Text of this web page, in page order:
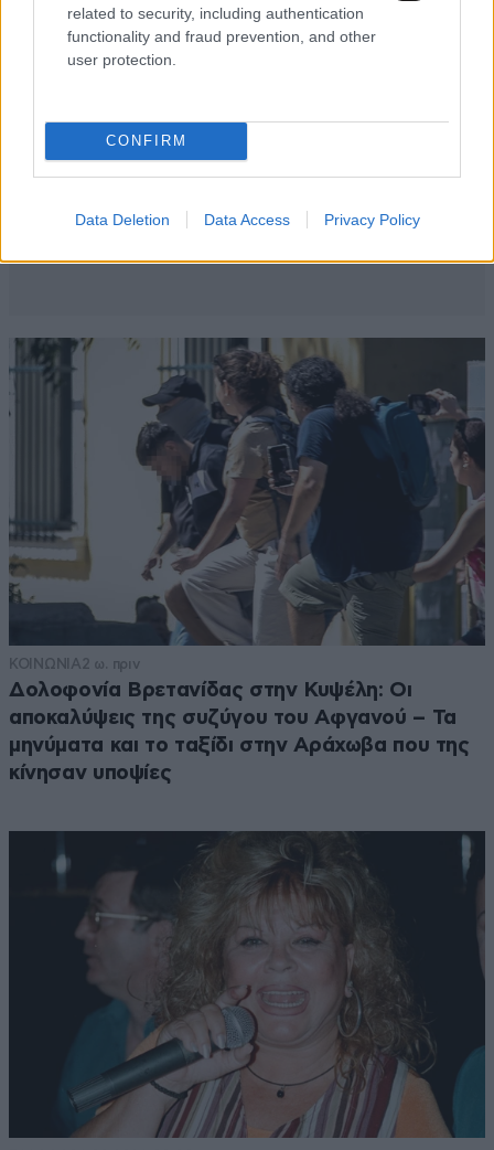
related to security, including authentication
functionality and fraud prevention, and other
user protection.
CONFIRM
Data Deletion Data Access Privacy Policy
ΚΟΙΝΩΝΙΑ 2 ω. πριν
Δολοφονία Βρετανίδας στην Κυψέλη: Οι
αποκαλύψεις της συζύγου του Αφγανού – Τα
μηνύματα και το ταξίδι στην Αράχωβα που της
κίνησαν υποψίες